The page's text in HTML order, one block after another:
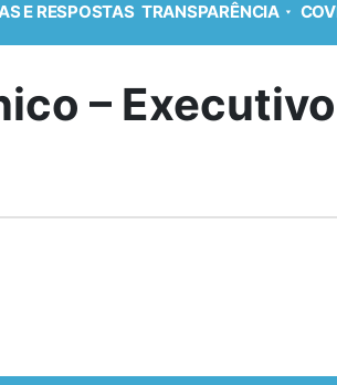
E RESPOSTAS TRANSPARÊNCIA
–